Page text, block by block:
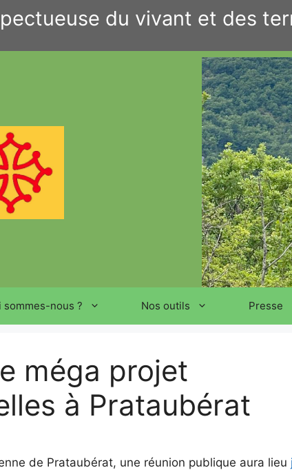
du vivant et des
sommes-nous ? Nos outils Presse
méga projet
à Prataubérat
de Prataubérat, une réunion publique aura lieu